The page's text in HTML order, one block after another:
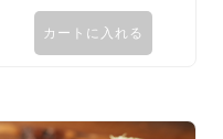
カートに入れる